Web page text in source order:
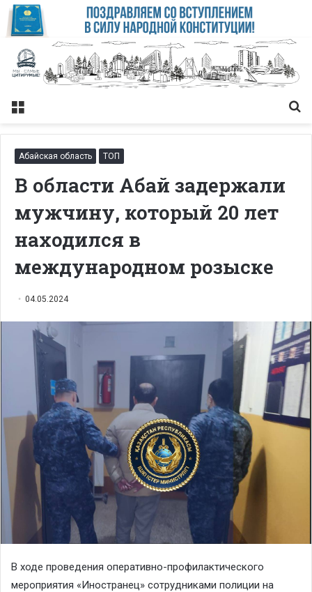
Меню
Абайская область ТОП
В области Абай задержали
мужчину, который 20 лет
находился в
международном розыске
04.05.2024
В ходе проведения оперативно-профилактического
мероприятия «Иностранец» сотрудниками полиции на